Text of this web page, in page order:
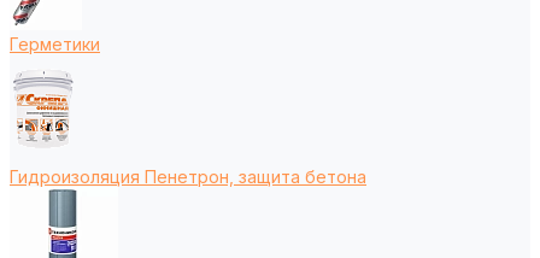
Герметики
Гидроизоляция Пенетрон, защита бетона